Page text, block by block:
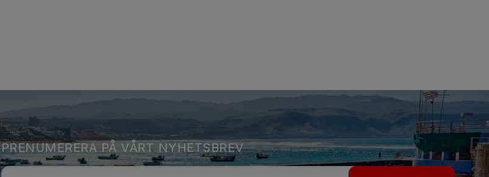
PRENUMERERA PÅ VÅRT NYHETSBREV